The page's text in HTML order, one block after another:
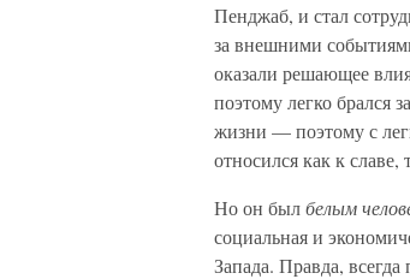
Пенджаб, и стал
за внешними
оказали решающее
поэтому легко брался
жизни — поэтому с
относился как к славе,
Но он былбелым
социальная и
Запада. Правда,